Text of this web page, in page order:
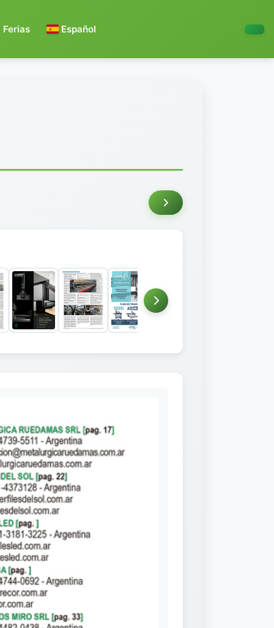
Ferias Español